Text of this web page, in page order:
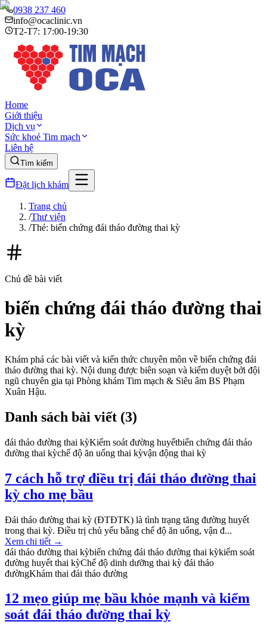
0938 237 460
info@ocaclinic.vn
T2-T7: 17:00-19:30
Home
Giới thiệu
Dịch vụ
Sức khoẻ Tim mạch
Liên hệ
Tìm kiếm
Đặt lịch khám
Trang chủ
/Thư viện
/Thẻ: biến chứng đái tháo đường thai kỳ
Chủ đề bài viết
biến chứng đái tháo đường thai
kỳ
Khám phá các bài viết và kiến thức chuyên môn về biến chứng đái
tháo đường thai kỳ. Nội dung được biên soạn và kiểm duyệt bởi đội
ngũ chuyên gia tại Phòng khám Tim mạch & Siêu âm BS Phạm
Xuân Hậu.
Danh sách bài viết (3)
đái tháo đường thai kỳKiểm soát đường huyếtbiến chứng đái tháo
đường thai kỳchế độ ăn uống thai kỳvận động thai kỳ
7 cách hỗ trợ điều trị đái tháo đường thai
kỳ cho mẹ bầu
Đái tháo đường thai kỳ (ĐTĐTK) là tình trạng tăng đường huyết
trong thai kỳ. Điều trị chủ yếu bằng chế độ ăn uống, vận đ...
Xem chi tiết →
đái tháo đường thai kỳbiến chứng đái tháo đường thai kỳkiểm soát
đường huyết thai kỳChế độ dinh dưỡng thai kỳ đái tháo
đườngKhám thai đái tháo đường
12 mẹo giúp mẹ bầu khỏe mạnh và kiểm
soát đái tháo đường thai kỳ